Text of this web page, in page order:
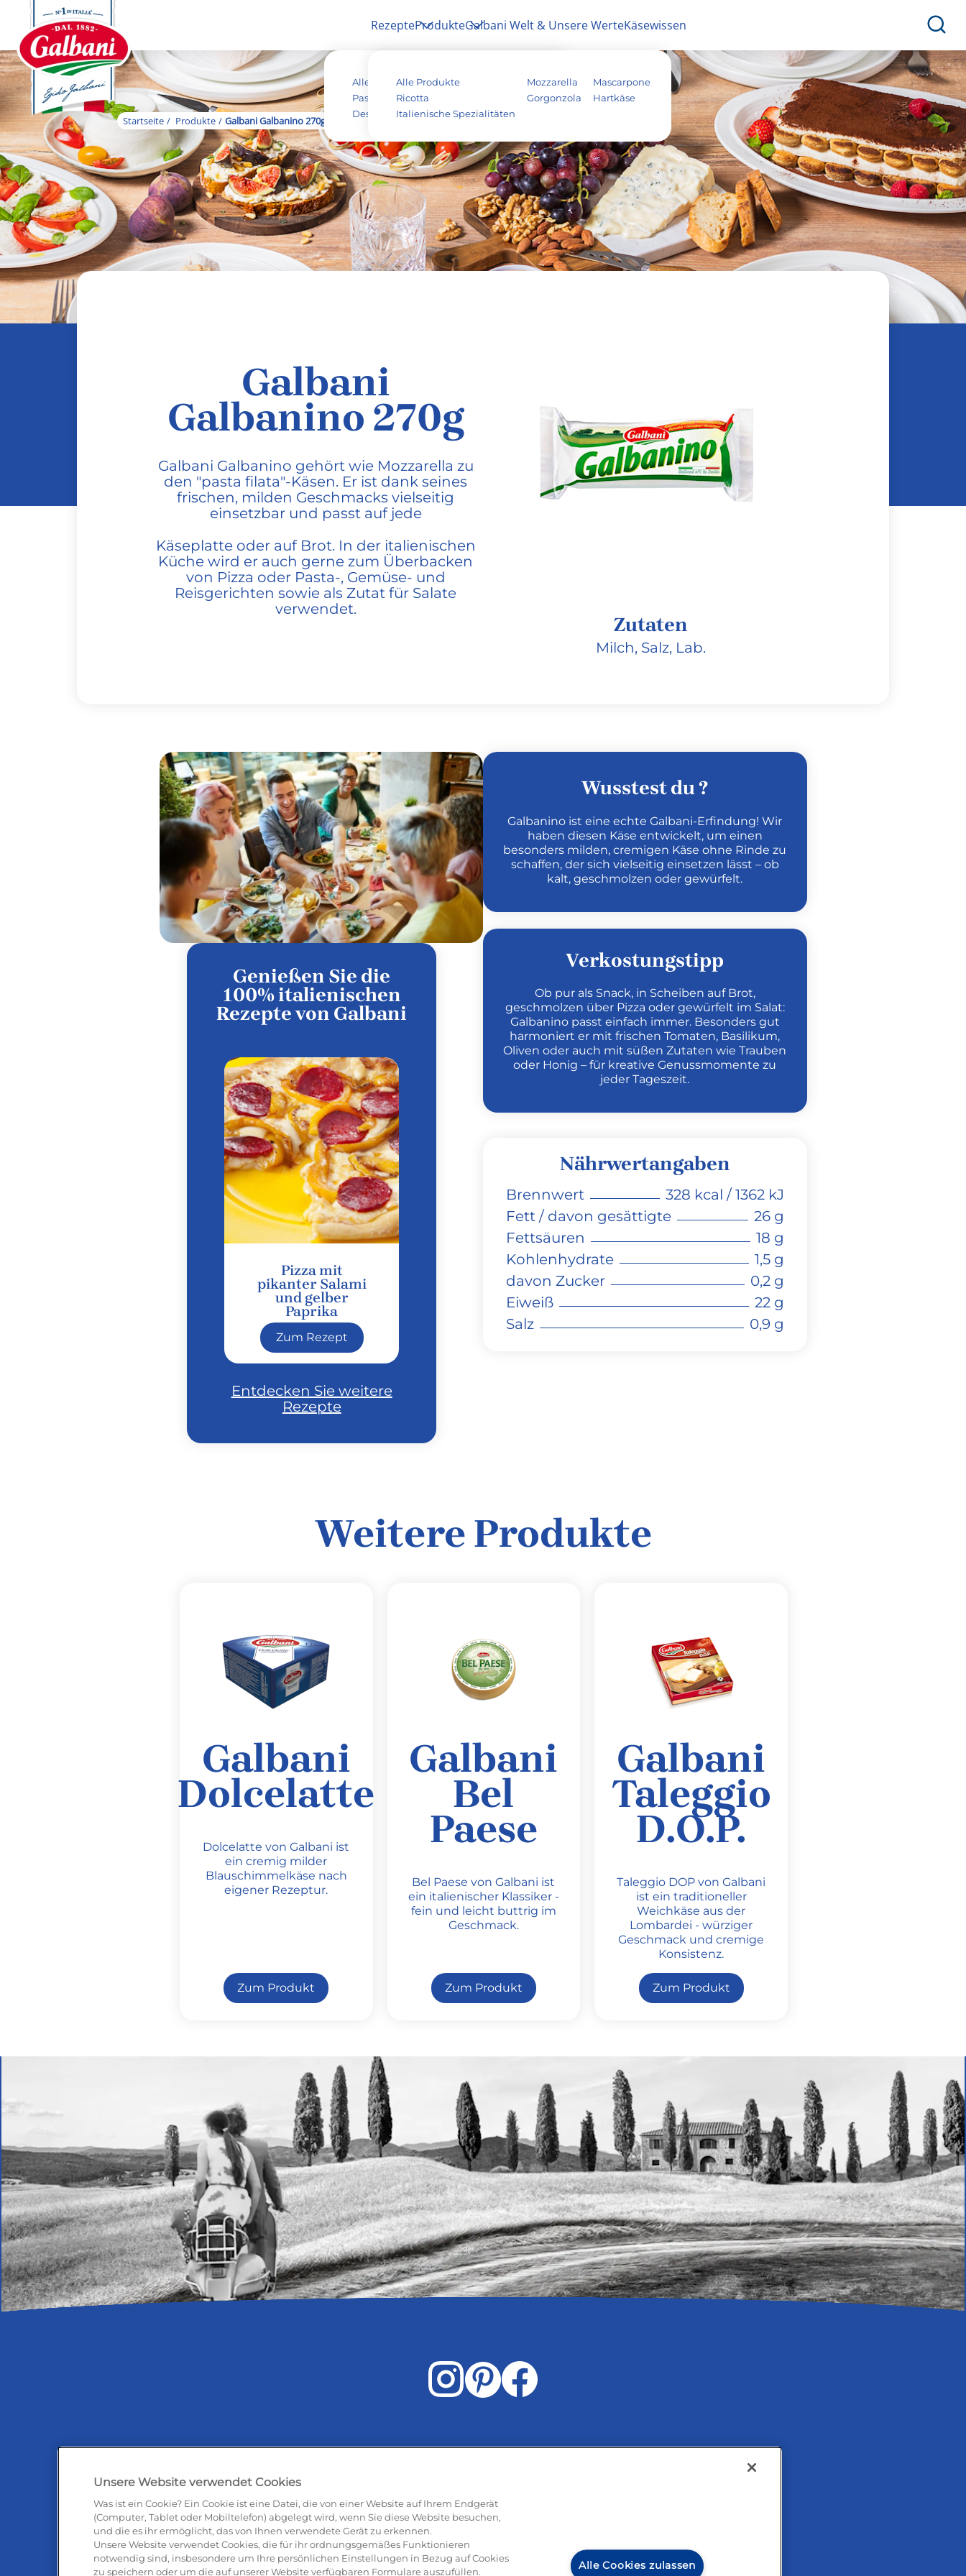
Rezepte
Alle Rezepte Antipasti
Pasta & Aufläufe
Dessert
Tiramisu Vegetarisch
Produkte
Alle Produkte Mozzarella
Mascarpone
Ricotta
Gorgonzola
Hartkäse
Italienische Spezialitäten
Galbani Welt & Unsere WerteKäsewissen
Startseite Produkte Galbani Galbanino 270g
Galbani
Galbanino 270g
Galbani Galbanino gehört wie Mozzarella zu
den "pasta filata"-Käsen. Er ist dank seines
frischen, milden Geschmacks vielseitig
einsetzbar und passt auf jede
Käseplatte oder auf Brot. In der italienischen
Küche wird er auch gerne zum Überbacken
von Pizza oder Pasta-, Gemüse- und
Reisgerichten sowie als Zutat für Salate
verwendet.
Zutaten
Milch, Salz, Lab.
Wusstest du ?
Galbanino ist eine echte Galbani-Erfindung! Wir
haben diesen Käse entwickelt, um einen
besonders milden, cremigen Käse ohne Rinde zu
schaffen, der sich vielseitig einsetzen lässt – ob
kalt, geschmolzen oder gewürfelt.
Verkostungstipp
Ob pur als Snack, in Scheiben auf Brot,
geschmolzen über Pizza oder gewürfelt im Salat:
Galbanino passt einfach immer. Besonders gut
harmoniert er mit frischen Tomaten, Basilikum,
Oliven oder auch mit süßen Zutaten wie Trauben
oder Honig – für kreative Genussmomente zu
jeder Tageszeit.
Nährwertangaben
Brennwert
328 kcal / 1362 kJ
Fett / davon gesättigte
26 g
Fettsäuren
18 g
Kohlenhydrate
1,5 g
davon Zucker
0,2 g
Eiweiß
22 g
Salz
0,9 g
Genießen Sie die
100% italienischen
Rezepte von Galbani
Pizza mit
pikanter Salami
und gelber
Paprika
Zum Rezept
Entdecken Sie weitere
Rezepte
Weitere Produkte
Galbani
Dolcelatte
Dolcelatte von Galbani ist
ein cremig milder
Blauschimmelkäse nach
eigener Rezeptur.
Zum Produkt
Galbani
Bel
Paese
Bel Paese von Galbani ist
ein italienischer Klassiker -
fein und leicht buttrig im
Geschmack.
Zum Produkt
Galbani
Taleggio
D.O.P.
Taleggio DOP von Galbani
ist ein traditioneller
Weichkäse aus der
Lombardei - würziger
Geschmack und cremige
Konsistenz.
Zum Produkt
AntipastiPizzaPasta & aufläufe
Unsere Website verwendet Cookies
Was ist ein Cookie? Ein Cookie ist eine Datei, die von einer Website auf Ihrem Endgerät
(Computer, Tablet oder Mobiltelefon) abgelegt wird, wenn Sie diese Website besuchen,
und die es ihr ermöglicht, das von Ihnen verwendete Gerät zu erkennen.
Unsere Website verwendet Cookies, die für ihr ordnungsgemäßes Funktionieren
notwendig sind, insbesondere um Ihre persönlichen Einstellungen in Bezug auf Cookies
zu speichern oder um die auf unserer Website verfügbaren Formulare auszufüllen.
Alle Cookies zulassen